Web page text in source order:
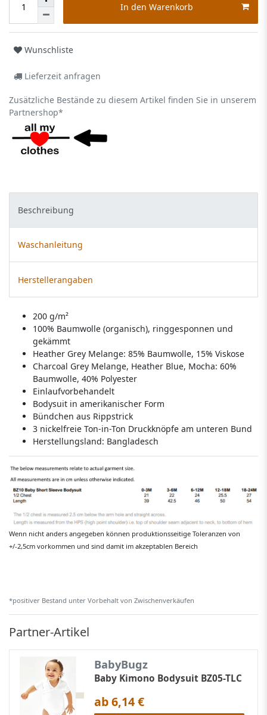
In den Warenkorb
Wunschliste
Lieferzeit anfragen
Zusätzliche Bestände zu diesem Artikel finden Sie in unserem
Partnershop*
Beschreibung
Waschanleitung
Herstellerangaben
200 g/m²
100% Baumwolle (organisch), ringgesponnen und
gekämmt
Heather Grey Melange: 85% Baumwolle, 15% Viskose
Charcoal Grey Melange, Heather Blue, Mocha: 60%
Baumwolle, 40% Polyester
Einlaufvorbehandelt
Bodysuit in amerikanischer Form
Bündchen aus Rippstrick
3 nickelfreie Ton-in-Ton Druckknöpfe am unteren Bund
Herstellungsland: Bangladesch
Wenn nicht anders angegeben können produktionsseitige Toleranzen von
+/-2,5cm vorkommen und sind damit im akzeptablen Bereich
*positiver Bestand unter Vorbehalt von Zwischenverkäufen
Partner-Artikel
BabyBugz
Baby Kimono Bodysuit BZ05-TLC
ab 6,14 €